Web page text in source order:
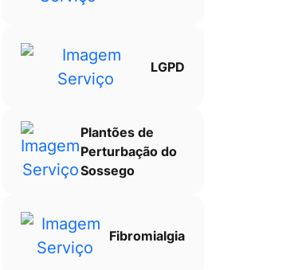
LGPD
Plantões de
Perturbação do
Sossego
Fibromialgia